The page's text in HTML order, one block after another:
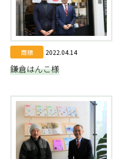
商標 2022.04.14
鎌倉はんこ様